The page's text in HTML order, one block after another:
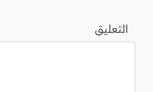
التعليق